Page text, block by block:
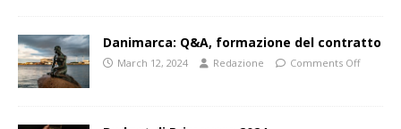
Danimarca: Q&A, formazione del contratto
March 12, 2024 Redazione Comments Off